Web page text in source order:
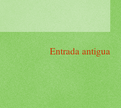
Entrada antigua